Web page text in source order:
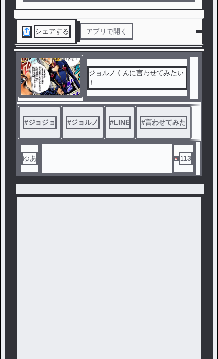
シェアする アプリで開く
ジョルノくんに言わせてみたい
！
#ジョジョ #ジョルノ #LINE #言わせてみた
ゆあ 113